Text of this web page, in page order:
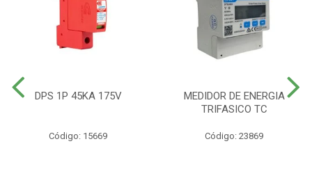
DPS 1P 45KA 175V
Código: 15669
MEDIDOR DE ENERGIA
TRIFASICO TC
Código: 23869